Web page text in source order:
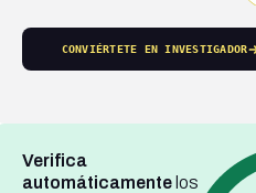
CONVIÉRTETE EN INVESTIGADOR
Verifica
automáticamentelos